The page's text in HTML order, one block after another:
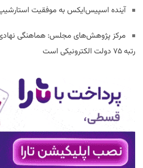
آینده اسپیس‌ایکس به موفقیت
مرکز پژوهش‌های مجلس: هماهنگی
رتبه ۷۵ دولت الکترونیکی است